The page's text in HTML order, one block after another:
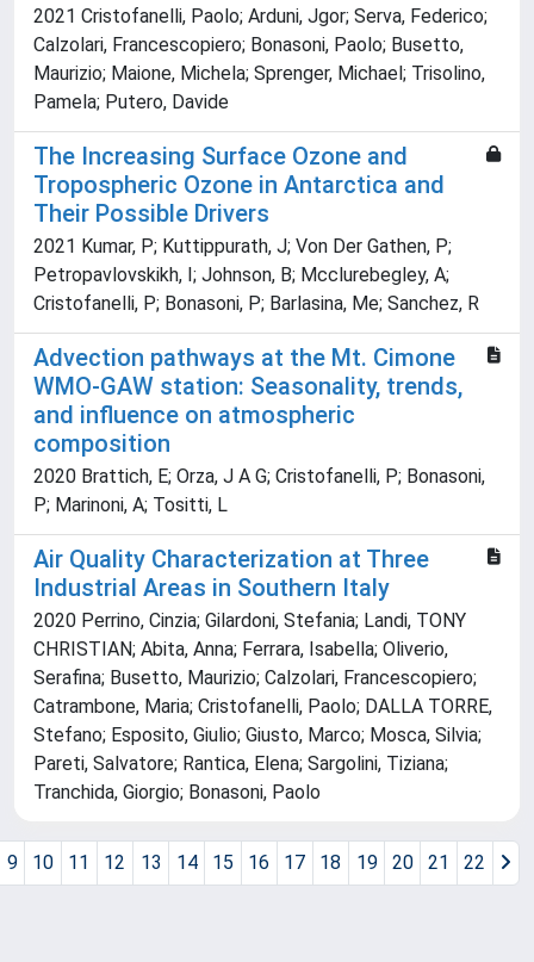
2021 Cristofanelli, Paolo; Arduni, Jgor; Serva, Federico;
Calzolari, Francescopiero; Bonasoni, Paolo; Busetto,
Maurizio; Maione, Michela; Sprenger, Michael; Trisolino,
Pamela; Putero, Davide
The Increasing Surface Ozone and
Tropospheric Ozone in Antarctica and
Their Possible Drivers
2021 Kumar, P; Kuttippurath, J; Von Der Gathen, P;
Petropavlovskikh, I; Johnson, B; Mcclurebegley, A;
Cristofanelli, P; Bonasoni, P; Barlasina, Me; Sanchez, R
Advection pathways at the Mt. Cimone
WMO-GAW station: Seasonality, trends,
and influence on atmospheric
composition
2020 Brattich, E; Orza, J A G; Cristofanelli, P; Bonasoni,
P; Marinoni, A; Tositti, L
Air Quality Characterization at Three
Industrial Areas in Southern Italy
2020 Perrino, Cinzia; Gilardoni, Stefania; Landi, TONY
CHRISTIAN; Abita, Anna; Ferrara, Isabella; Oliverio,
Serafina; Busetto, Maurizio; Calzolari, Francescopiero;
Catrambone, Maria; Cristofanelli, Paolo; DALLA TORRE,
Stefano; Esposito, Giulio; Giusto, Marco; Mosca, Silvia;
Pareti, Salvatore; Rantica, Elena; Sargolini, Tiziana;
Tranchida, Giorgio; Bonasoni, Paolo
9 10 11 12 13 14 15 16 17 18 19 20 21 22